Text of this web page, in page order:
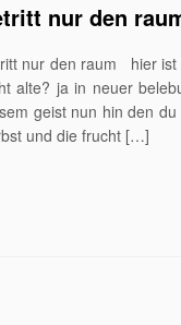
nur den
nur den raum hier ist
alte? ja in neuer
geist nun hin den
und die frucht […]